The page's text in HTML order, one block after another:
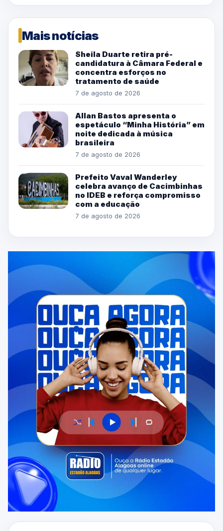
Mais notícias
Sheila Duarte retira pré-
candidatura à Câmara Federal e
concentra esforços no
tratamento de saúde
7 de agosto de 2026
Allan Bastos apresenta o
espetáculo “Minha História” em
noite dedicada à música
brasileira
7 de agosto de 2026
Prefeito Vaval Wanderley
celebra avanço de Cacimbinhas
no IDEB e reforça compromisso
com a educação
7 de agosto de 2026